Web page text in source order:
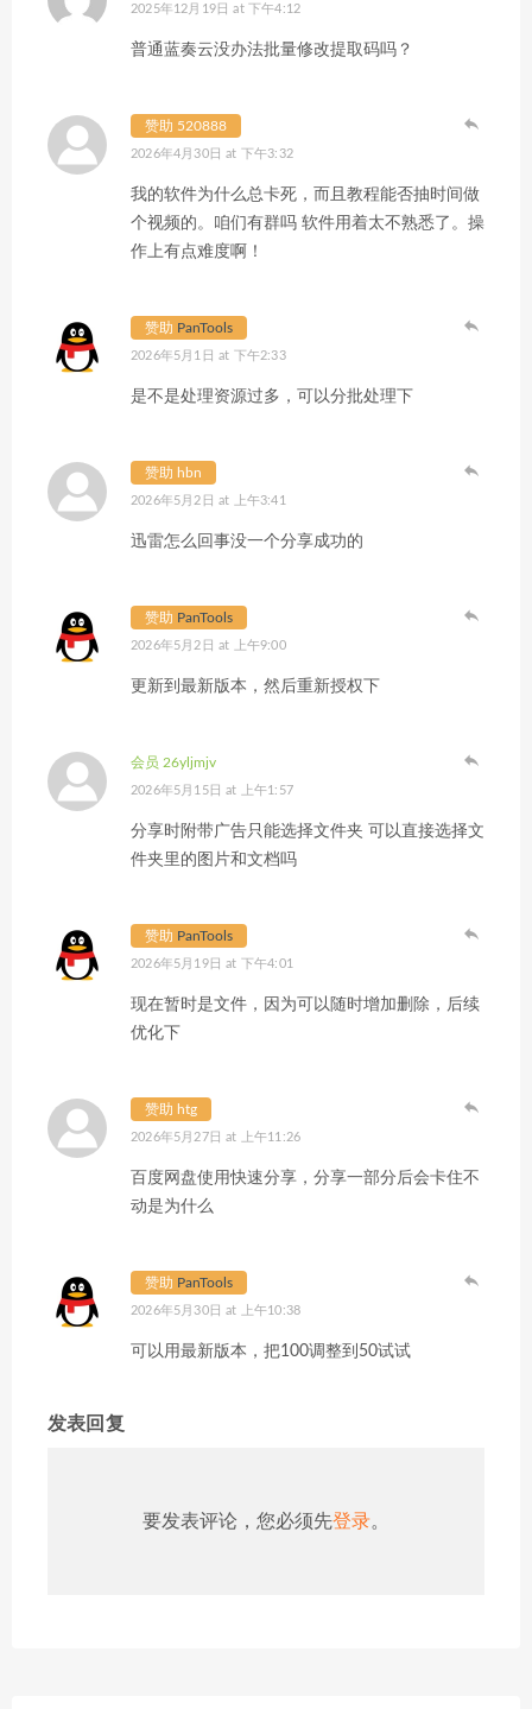
2025年12月19日 at 下午4:12
普通蓝奏云没办法批量修改提取码吗？
赞助 520888
2026年4月30日 at 下午3:32
我的软件为什么总卡死，而且教程能否抽时间做
个视频的。咱们有群吗 软件用着太不熟悉了。操
作上有点难度啊！
赞助 PanTools
2026年5月1日 at 下午2:33
是不是处理资源过多，可以分批处理下
赞助 hbn
2026年5月2日 at 上午3:41
迅雷怎么回事没一个分享成功的
赞助 PanTools
2026年5月2日 at 上午9:00
更新到最新版本，然后重新授权下
会员 26yljmjv
2026年5月15日 at 上午1:57
分享时附带广告只能选择文件夹 可以直接选择文
件夹里的图片和文档吗
赞助 PanTools
2026年5月19日 at 下午4:01
现在暂时是文件，因为可以随时增加删除，后续
优化下
赞助 htg
2026年5月27日 at 上午11:26
百度网盘使用快速分享，分享一部分后会卡住不
动是为什么
赞助 PanTools
2026年5月30日 at 上午10:38
可以用最新版本，把100调整到50试试
发表回复
要发表评论，您必须先登录。